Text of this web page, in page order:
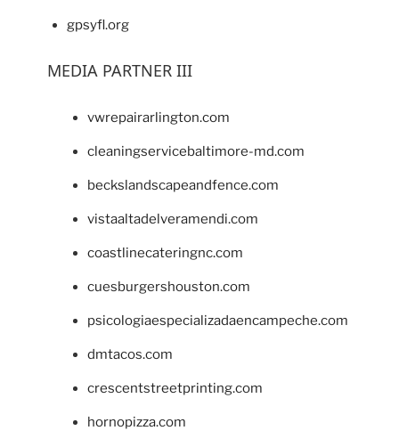
gpsyfl.org
MEDIA PARTNER III
vwrepairarlington.com
cleaningservicebaltimore-md.com
beckslandscapeandfence.com
vistaaltadelveramendi.com
coastlinecateringnc.com
cuesburgershouston.com
psicologiaespecializadaencampeche.com
dmtacos.com
crescentstreetprinting.com
hornopizza.com